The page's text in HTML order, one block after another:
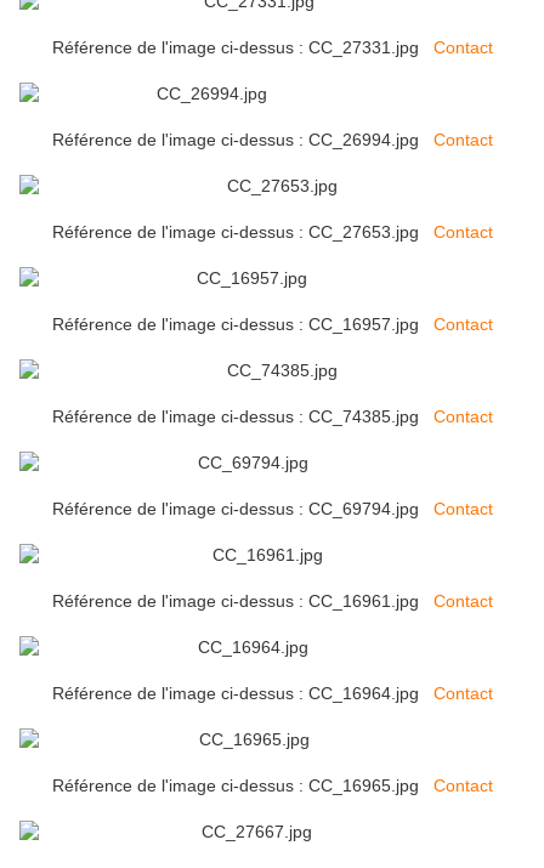
Référence de l'image ci-dessus : CC_27331.jpg Contact
Référence de l'image ci-dessus : CC_26994.jpg Contact
Référence de l'image ci-dessus : CC_27653.jpg Contact
Référence de l'image ci-dessus : CC_16957.jpg Contact
Référence de l'image ci-dessus : CC_74385.jpg Contact
Référence de l'image ci-dessus : CC_69794.jpg Contact
Référence de l'image ci-dessus : CC_16961.jpg Contact
Référence de l'image ci-dessus : CC_16964.jpg Contact
Référence de l'image ci-dessus : CC_16965.jpg Contact